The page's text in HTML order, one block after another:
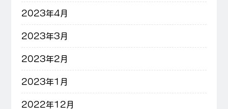
2023年4月
2023年3月
2023年2月
2023年1月
2022年12月